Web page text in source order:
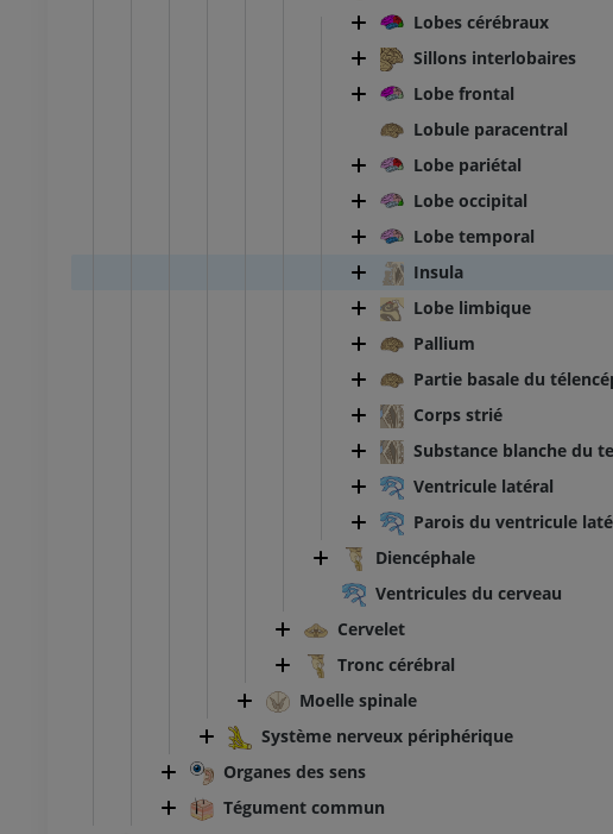
Lobes cérébraux
Sillons interlobaires
Lobe frontal
Lobule paracentral
Lobe pariétal
Lobe occipital
Lobe temporal
Insula
Lobe limbique
Pallium
Partie basale du
Corps strié
Substance blanche du
Ventricule latéral
Parois du ventricule
Diencéphale
Ventricules du cerveau
Cervelet
Tronc cérébral
Moelle spinale
Système nerveux périphérique
Organes des sens
Tégument commun
IRM de la cheville
PREMIUM
IRM de l’avant-pied
IRM
PREMIUM
IRM du membre inférieur
PREMIUM
MEMBRE